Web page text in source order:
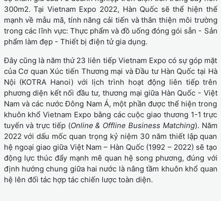
300m2. Tại Vietnam Expo 2022, Hàn Quốc sẽ thể hiện thế
mạnh về mẫu mã, tính năng cải tiến và thân thiện môi trường
trong các lĩnh vực: Thực phẩm và đồ uống đóng gói sẵn - Sản
phẩm làm đẹp - Thiết bị điện tử gia dụng.
Đây cũng là năm thứ 23 liên tiếp Vietnam Expo có sự góp mặt
của Cơ quan Xúc tiến Thương mại và Đầu tư Hàn Quốc tại Hà
Nội (KOTRA Hanoi) với lịch trình hoạt động liên tiếp trên
phương diện kết nối đầu tư, thương mại giữa Hàn Quốc - Việt
Nam và các nước Đông Nam Á, một phần được thể hiện trong
khuôn khổ Vietnam Expo bằng các cuộc giao thương 1-1 trực
tuyến và trực tiếp (Online & Offline Business Matching). Năm
2022 với dấu mốc quan trọng kỷ niệm 30 năm thiết lập quan
hệ ngoại giao giữa Việt Nam – Hàn Quốc (1992 – 2022) sẽ tạo
động lực thúc đẩy mạnh mẽ quan hệ song phương, đúng với
định hướng chung giữa hai nước là nâng tầm khuôn khổ quan
hệ lên đối tác hợp tác chiến lược toàn diện.